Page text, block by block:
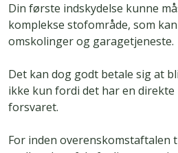
Din første indskydelse kunne
komplekse stofområde, som
omskolinger og garagetjeneste.
Det kan dog godt betale sig at
ikke kun fordi det har en
forsvaret.
For inden overenskomstaftalen